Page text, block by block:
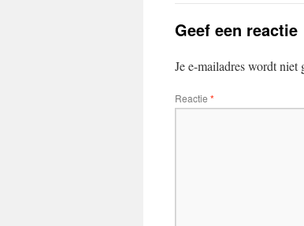
Geef een reactie
Je e-mailadres wordt niet
Reactie *